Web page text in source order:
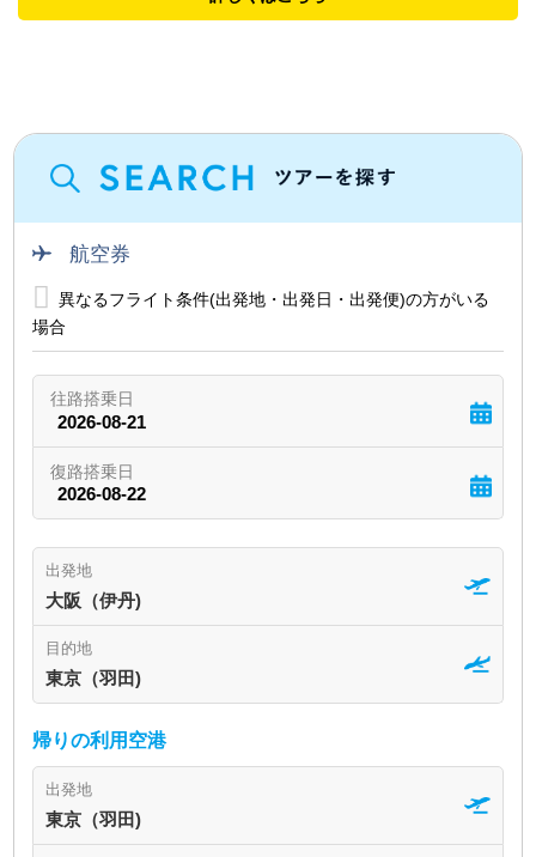
航空券
異なるフライト条件(出発地・出発日・出発便)の方がいる
場合
出発地
大阪（伊丹)
目的地
東京（羽田)
帰りの利用空港
出発地
東京（羽田)